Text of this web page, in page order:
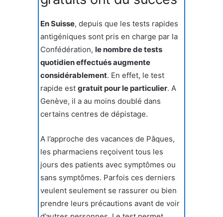
En Suisse, depuis que les tests rapides
antigéniques sont pris en charge par la
Confédération, le nombre de tests
quotidien effectués augmente
considérablement. En effet, le test
rapide est gratuit pour le particulier. A
Genève, il a au moins doublé dans
certains centres de dépistage.
A l’approche des vacances de Pâques,
les pharmaciens reçoivent tous les
jours des patients avec symptômes ou
sans symptômes. Parfois ces derniers
veulent seulement se rassurer ou bien
prendre leurs précautions avant de voir